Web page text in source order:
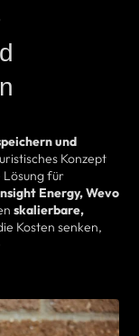
und
Konzept
Lösung für
Energy, Wevo
skalierbare,
Kosten senken,